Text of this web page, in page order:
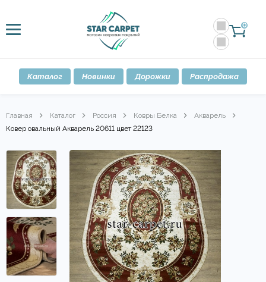
0
Каталог Новинки Дорожки Распродажа
Главная Каталог Россия Ковры Белка
Акварель
Ковер овальный Акварель 20611 цвет 22123